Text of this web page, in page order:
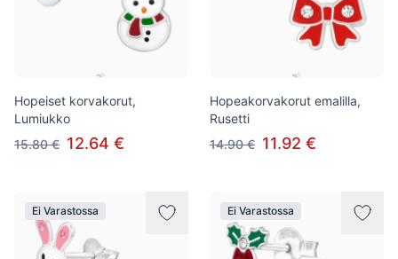
Hopeiset korvakorut,
Lumiukko
15.80 € 12.64 €
Hopeakorvakorut emalilla,
Rusetti
14.90 € 11.92 €
Ei Varastossa Ei Varastossa